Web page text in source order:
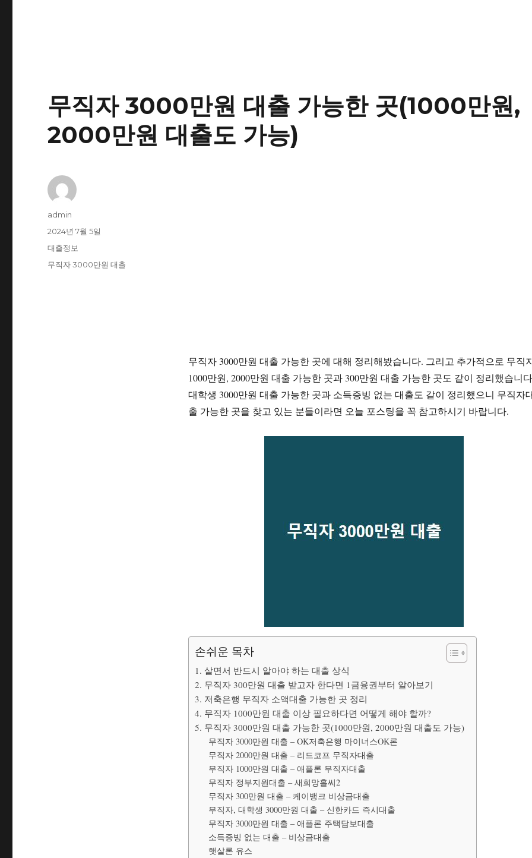
무직자 3000만원 대출 가능한 곳(1000만원,
2000만원 대출도 가능)
무직자 3000만원 대출 가능한 곳에 대해 정리해봤습니다. 그리고 추가적으로 무직
1000만원, 2000만원 대출 가능한 곳과 300만원 대출 가능한 곳도 같이 정리했습니
대학생 3000만원 대출 가능한 곳과 소득증빙 없는 대출도 같이 정리했으니 무직자
출 가능한 곳을 찾고 있는 분들이라면 오늘 포스팅을 꼭 참고하시기 바랍니다.
손쉬운 목차
1. 살면서 반드시 알아야 하는 대출 상식
2. 무직자 300만원 대출 받고자 한다면 1금융권부터 알아보기
3. 저축은행 무직자 소액대출 가능한 곳 정리
4. 무직자 1000만원 대출 이상 필요하다면 어떻게 해야 할까?
5. 무직자 3000만원 대출 가능한 곳(1000만원, 2000만원 대출도 가능)
무직자 3000만원 대출 – OK저축은행 마이너스OK론
무직자 2000만원 대출 – 리드코프 무직자대출
무직자 1000만원 대출 – 애플론 무직자대출
무직자 정부지원대출 – 새희망홀씨2
무직자 300만원 대출 – 케이뱅크 비상금대출
무직자, 대학생 3000만원 대출 – 신한카드 즉시대출
무직자 3000만원 대출 – 애플론 주택담보대출
소득증빙 없는 대출 – 비상금대출
햇살론 유스
글
admin
작
성
자
2024년 7월 5일
카
테
대출정보
태
무직자 3000만원 대출